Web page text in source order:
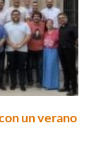
un verano